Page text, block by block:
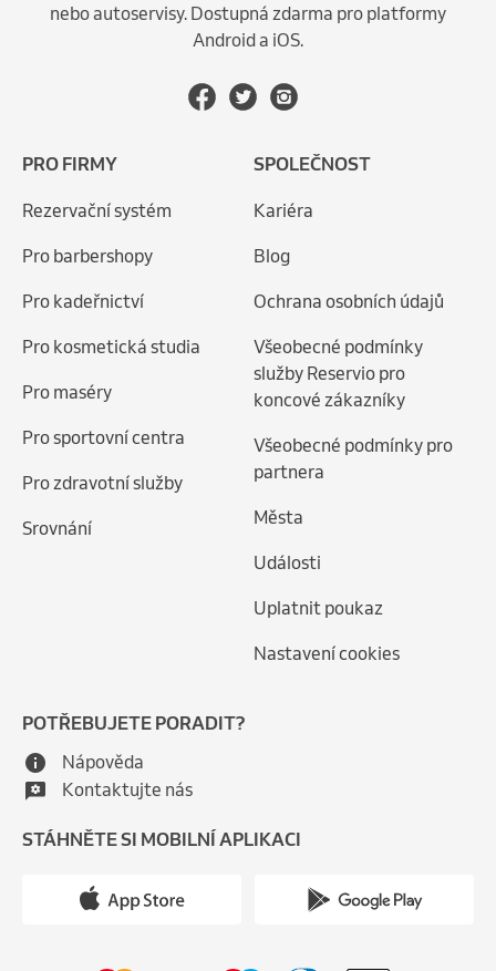
nebo autoservisy. Dostupná zdarma pro platformy
Android a iOS.
PRO FIRMY
Rezervační systém
Pro barbershopy
Pro kadeřnictví
Pro kosmetická studia
Pro maséry
Pro sportovní centra
Pro zdravotní služby
Srovnání
SPOLEČNOST
Kariéra
Blog
Ochrana osobních údajů
Všeobecné podmínky
služby Reservio pro
koncové zákazníky
Všeobecné podmínky pro
partnera
Města
Události
Uplatnit poukaz
Nastavení cookies
POTŘEBUJETE PORADIT?
Nápověda
Kontaktujte nás
STÁHNĚTE SI MOBILNÍ APLIKACI